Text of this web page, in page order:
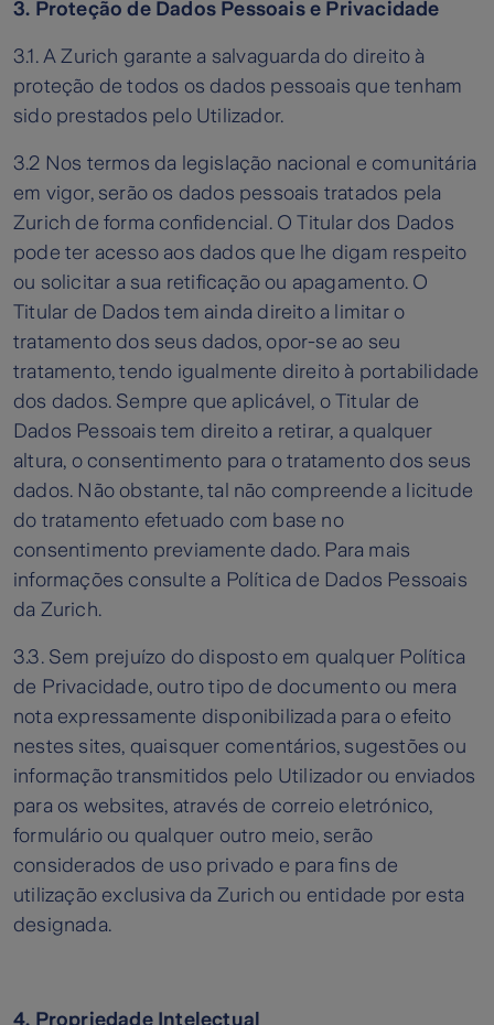
3. Proteção de Dados Pessoais e Privacidade
3.1. A Zurich garante a salvaguarda do direito à
proteção de todos os dados pessoais que tenham
sido prestados pelo Utilizador.
3.2 Nos termos da legislação nacional e comunitária
em vigor, serão os dados pessoais tratados pela
Zurich de forma confidencial. O Titular dos Dados
pode ter acesso aos dados que lhe digam respeito
ou solicitar a sua retificação ou apagamento. O
Titular de Dados tem ainda direito a limitar o
tratamento dos seus dados, opor-se ao seu
tratamento, tendo igualmente direito à portabilidade
dos dados. Sempre que aplicável, o Titular de
Dados Pessoais tem direito a retirar, a qualquer
altura, o consentimento para o tratamento dos seus
dados. Não obstante, tal não compreende a licitude
do tratamento efetuado com base no
consentimento previamente dado. Para mais
informações consulte a Política de Dados Pessoais
da Zurich.
3.3. Sem prejuízo do disposto em qualquer Política
de Privacidade, outro tipo de documento ou mera
nota expressamente disponibilizada para o efeito
nestes sites, quaisquer comentários, sugestões ou
informação transmitidos pelo Utilizador ou enviados
para os websites, através de correio eletrónico,
formulário ou qualquer outro meio, serão
considerados de uso privado e para fins de
utilização exclusiva da Zurich ou entidade por esta
designada.
4. Propriedade Intelectual